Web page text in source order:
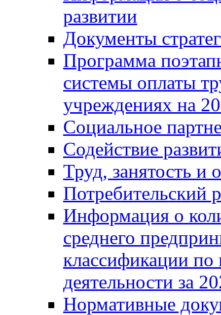
развитии
Документы
Программа
системы оплаты
учреждениях на
Социальное
Содействие
Труд, занятость и
Потребительский
Информация о
среднего
классификации
деятельности за
Нормативные